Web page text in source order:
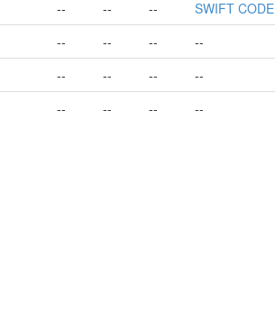
-- -- --
SWIFT CODE
-- -- --
--
-- -- --
--
-- -- -- --